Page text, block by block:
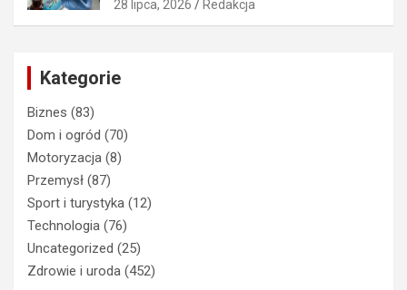
28 lipca, 2026 Redakcja
Kategorie
Biznes (83)
Dom i ogród (70)
Motoryzacja (8)
Przemysł (87)
Sport i turystyka (12)
Technologia (76)
Uncategorized (25)
Zdrowie i uroda (452)